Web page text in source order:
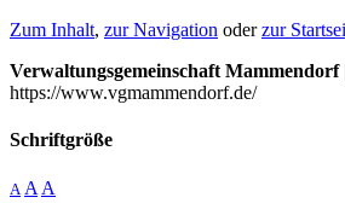
Zum Inhalt, zur Navigation oderzur
Verwaltungsgemeinschaft Mammendorf
https://www.vgmammendorf.de/
Schriftgröße
A A A